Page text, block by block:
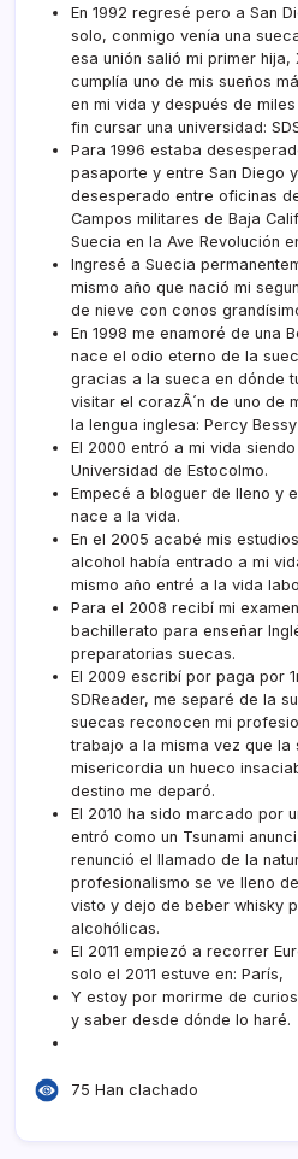
En 1992 regresé pero a San
solo, conmigo vení­a una
esa unión salió mi primer hija,
cumplí­a uno de mis sueños
en mi vida y después de
fin cursar una universidad:
Para 1996 estaba
pasaporte y entre San Diego
desesperado entre oficinas
Campos militares de Baja
Suecia en la Ave Revolución
Ingresé a Suecia
mismo año que nació mi
de nieve con conos
En 1998 me enamoré de una
nace el odio eterno de la
gracias a la sueca en dónde
visitar el corazÂ´n de uno de
la lengua inglesa: Percy Bessy
El 2000 entró a mi vida
Universidad de Estocolmo.
Empecé a bloguer de lleno y
nace a la vida.
En el 2005 acabé mis
alcohol habí­a entrado a mi
mismo año entré a la vida
Para el 2008 recibí­ mi
bachillerato para enseñar
preparatorias suecas.
El 2009 escribí­ por paga por
SDReader, me separé de la
suecas reconocen mi
trabajo a la misma vez que la
misericordia un hueco
destino me deparó.
El 2010 ha sido marcado por
entró como un Tsunami
renunció el llamado de la
profesionalismo se ve lleno
visto y dejo de beber whisky
alcohólicas.
El 2011 empiezó a recorrer
solo el 2011 estuve en: Parí­s,
Y estoy por morirme de
y saber desde dónde lo haré.
75 Han clachado